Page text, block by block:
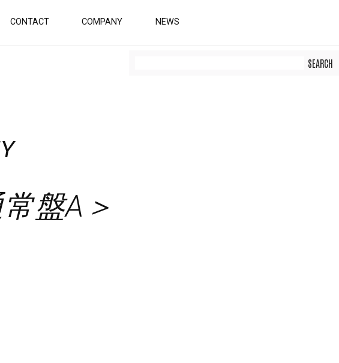
CONTACT COMPANY NEWS
盤A＞